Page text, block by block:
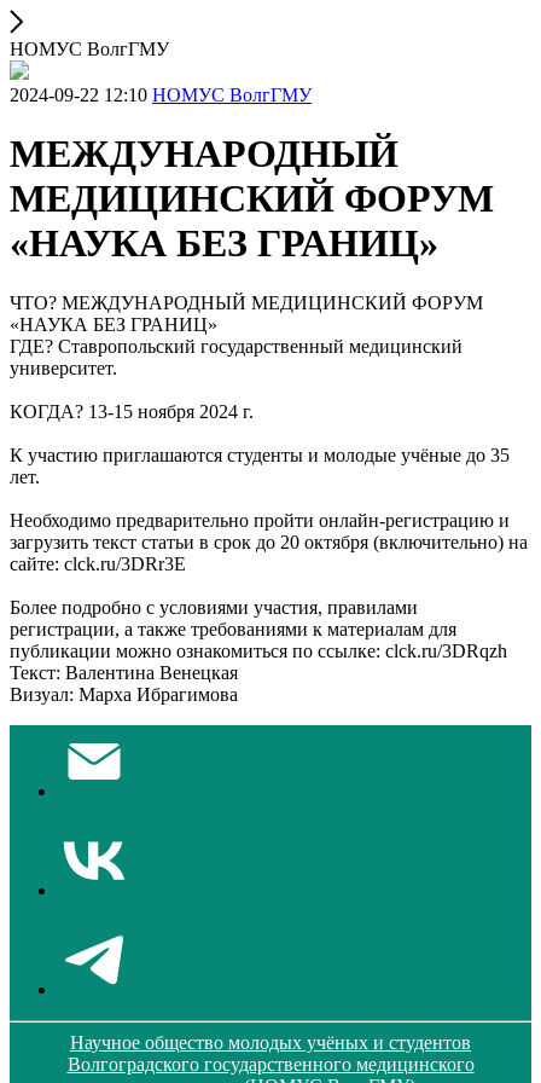
НОМУС ВолгГМУ
2024-09-22 12:10 НОМУС ВолгГМУ
МЕЖДУНАРОДНЫЙ
МЕДИЦИНСКИЙ ФОРУМ
«НАУКА БЕЗ ГРАНИЦ»
ЧТО? МЕЖДУНАРОДНЫЙ МЕДИЦИНСКИЙ ФОРУМ
«НАУКА БЕЗ ГРАНИЦ»
ГДЕ? Ставропольский государственный медицинский
университет.
КОГДА? 13-15 ноября 2024 г.
К участию приглашаются студенты и молодые учёные до 35
лет.
Необходимо предварительно пройти онлайн-регистрацию и
загрузить текст статьи в срок до 20 октября (включительно) на
сайте: clck.ru/3DRr3E
Более подробно с условиями участия, правилами
регистрации, а также требованиями к материалам для
публикации можно ознакомиться по ссылке: clck.ru/3DRqzh
Текст: Валентина Венецкая
Визуал: Марха Ибрагимова
Научное общество молодых учёных и студентов
Волгоградского государственного медицинского